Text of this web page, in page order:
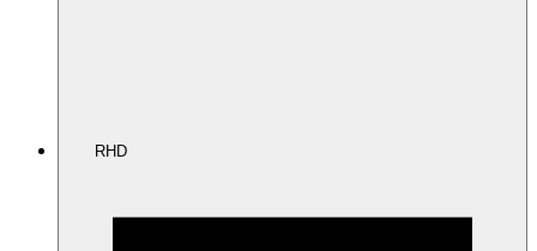
RHD